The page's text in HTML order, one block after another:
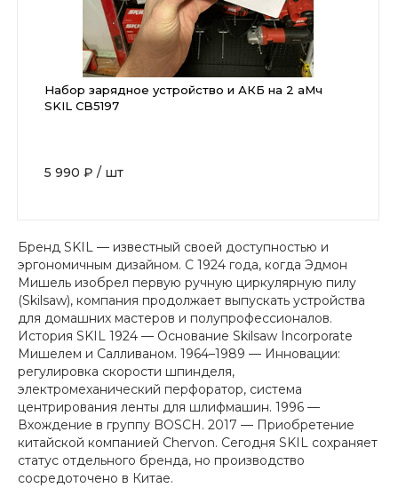
Набор зарядное устройство и АКБ на 2 аМч
SKIL CB5197
5 990 ₽ / шт
Бренд SKIL — известный своей доступностью и
эргономичным дизайном. С 1924 года, когда Эдмон
Мишель изобрел первую ручную циркулярную пилу
(Skilsaw), компания продолжает выпускать устройства
для домашних мастеров и полупрофессионалов.
История SKIL 1924 — Основание Skilsaw Incorporate
Мишелем и Салливаном. 1964–1989 — Инновации:
регулировка скорости шпинделя,
электромеханический перфоратор, система
центрирования ленты для шлифмашин. 1996 —
Вхождение в группу BOSCH. 2017 — Приобретение
китайской компанией Chervon. Сегодня SKIL сохраняет
статус отдельного бренда, но производство
сосредоточено в Китае.